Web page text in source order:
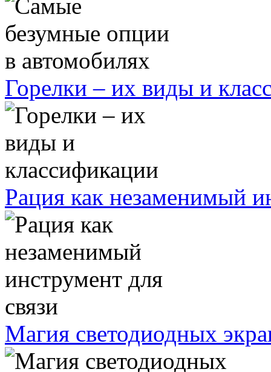
Горелки – их виды и
Рация как незаменимый
Магия светодиодных